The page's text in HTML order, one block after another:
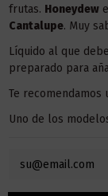
frutas. Honeydew
Cantalupe. Muy
Líquido al que
preparado para
Te recomendamos
Uno de los